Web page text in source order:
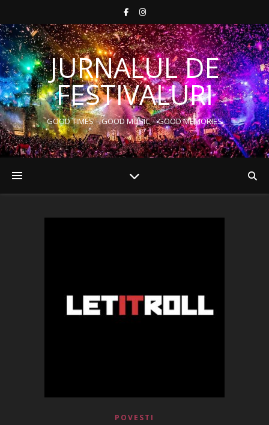
JURNALUL DE
FESTIVALURI
GOOD TIMES – GOOD MUSIC – GOOD MEMORIES
POVESTI